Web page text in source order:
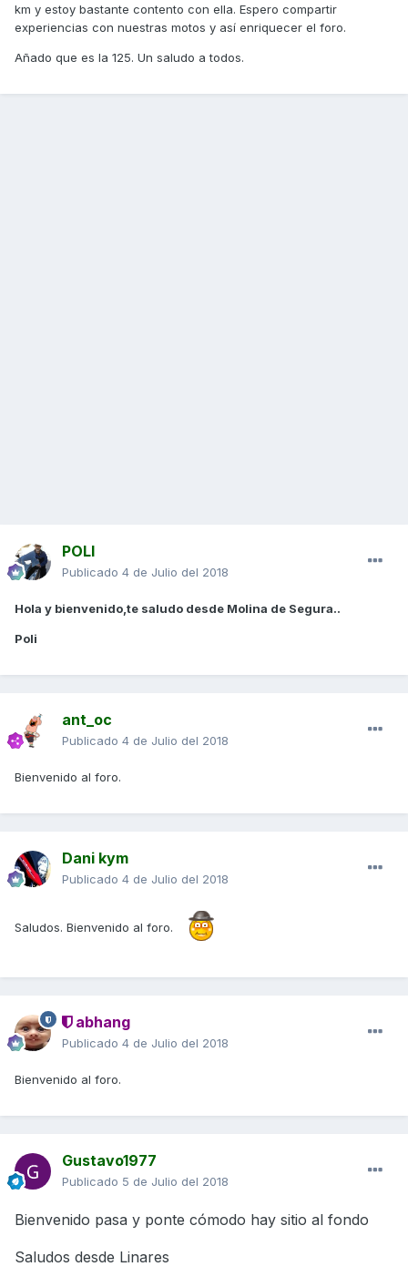
km y estoy bastante contento con ella. Espero compartir
experiencias con nuestras motos y así enriquecer el foro.
Añado que es la 125. Un saludo a todos.
POLI
Publicado 4 de Julio del 2018
Hola y bienvenido,te saludo desde Molina de Segura..
Poli
ant_oc
Publicado 4 de Julio del 2018
Bienvenido al foro.
Dani kym
Publicado 4 de Julio del 2018
Saludos. Bienvenido al foro.
abhang
Publicado 4 de Julio del 2018
Bienvenido al foro.
Gustavo1977
Publicado 5 de Julio del 2018
Bienvenido pasa y ponte cómodo hay sitio al fondo
Saludos desde Linares